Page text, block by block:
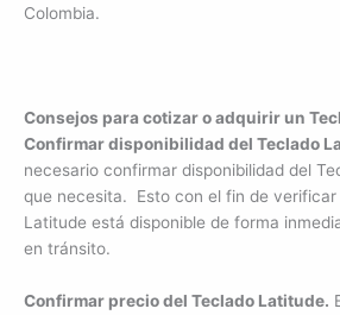
Colombia.
Consejos para cotizar o adquirir un
Confirmar disponibilidad del Teclado
necesario confirmar disponibilidad del
que necesita. Esto con el fin de
Latitude está disponible de forma
en tránsito.
Confirmar precio del Teclado Latitude.